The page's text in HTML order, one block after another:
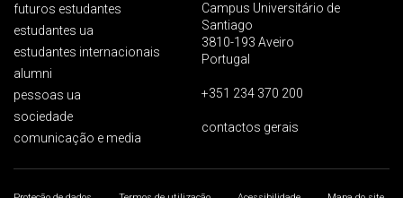
futuros estudantes
estudantes ua
estudantes internacionais
alumni
pessoas ua
sociedade
comunicação e media
Campus Universitário de
Santiago
3810-193 Aveiro
Portugal
+351 234 370 200
contactos gerais